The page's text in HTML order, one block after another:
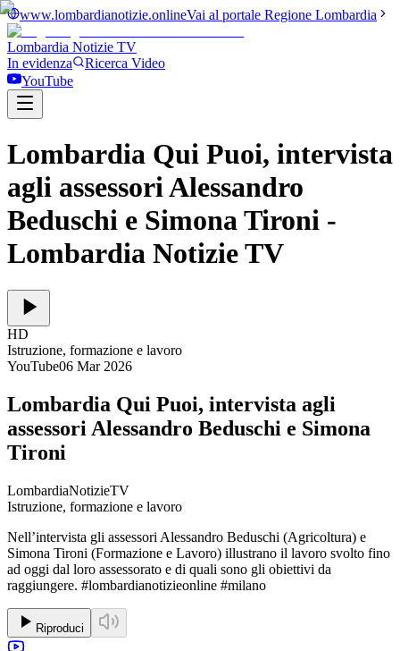
www.lombardianotizie.onlineVai al portale Regione Lombardia
Lombardia Notizie TV
In evidenza
Ricerca Video
YouTube
Lombardia Qui Puoi, intervista
agli assessori Alessandro
Beduschi e Simona Tironi -
Lombardia Notizie TV
HD
Istruzione, formazione e lavoro
YouTube06 Mar 2026
Lombardia Qui Puoi, intervista agli
assessori Alessandro Beduschi e Simona
Tironi
LombardiaNotizieTV
Istruzione, formazione e lavoro
Nell’intervista gli assessori Alessandro Beduschi (Agricoltura) e
Simona Tironi (Formazione e Lavoro) illustrano il lavoro svolto fino
ad oggi dal loro assessorato e di quali sono gli obiettivi da
raggiungere. #lombardianotizieonline #milano
Riproduci